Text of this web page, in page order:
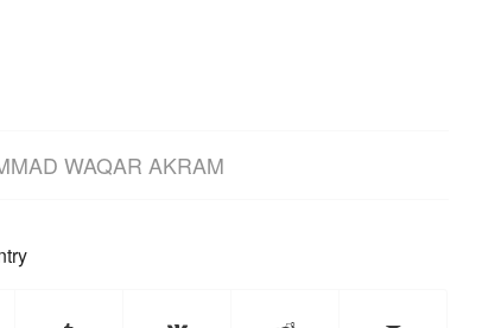
WAQAR AKRAM